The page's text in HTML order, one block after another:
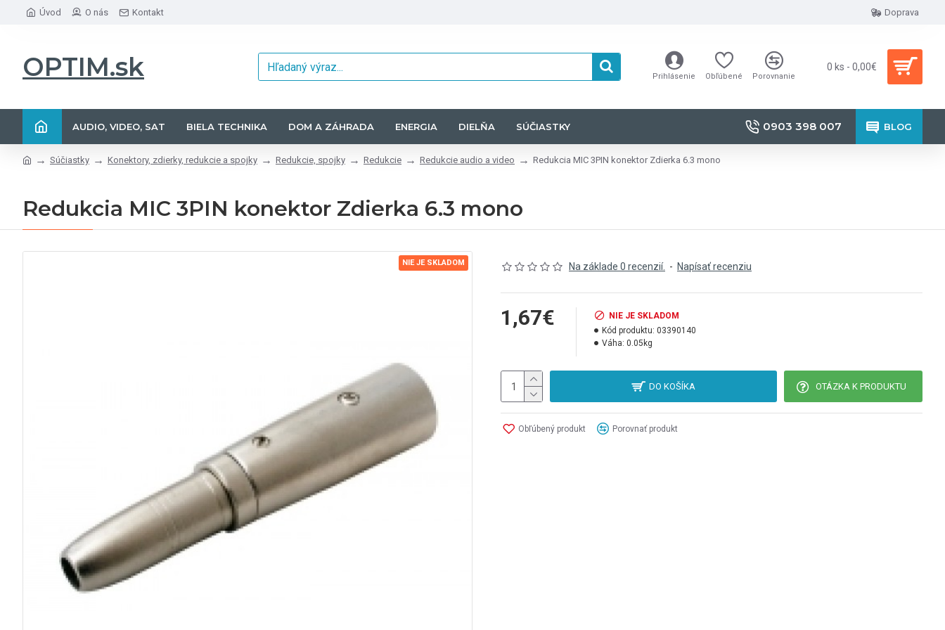
Úvod O nás Kontakt Doprava
OPTIM.sk Prihlásenie Obľúbené Porovnanie
0 ks - 0,00€
AUDIO, VIDEO, SAT BIELA TECHNIKA DOM A ZÁHRADA ENERGIA DIELŇA SÚČIASTKY 0903 398 007 BLOG
Súčiastky Konektory, zdierky, redukcie a spojky Redukcie, spojky Redukcie Redukcie audio a video Redukcia MIC 3PIN konektor Zdierka 6.3 mono
Redukcia MIC 3PIN konektor Zdierka 6.3 mono
NIE JE SKLADOM Na základe 0 recenzií. - Napísať recenziu
1,67€
NIE JE SKLADOM
Kód produktu: 03390140
Váha: 0.05kg
DO KOŠÍKA OTÁZKA K PRODUKTU
Obľúbený produkt Porovnať produkt